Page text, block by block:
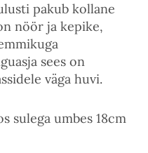
pakub kollane
nöör ja kepike,
sees on
väga huvi.
sulega umbes 18cm